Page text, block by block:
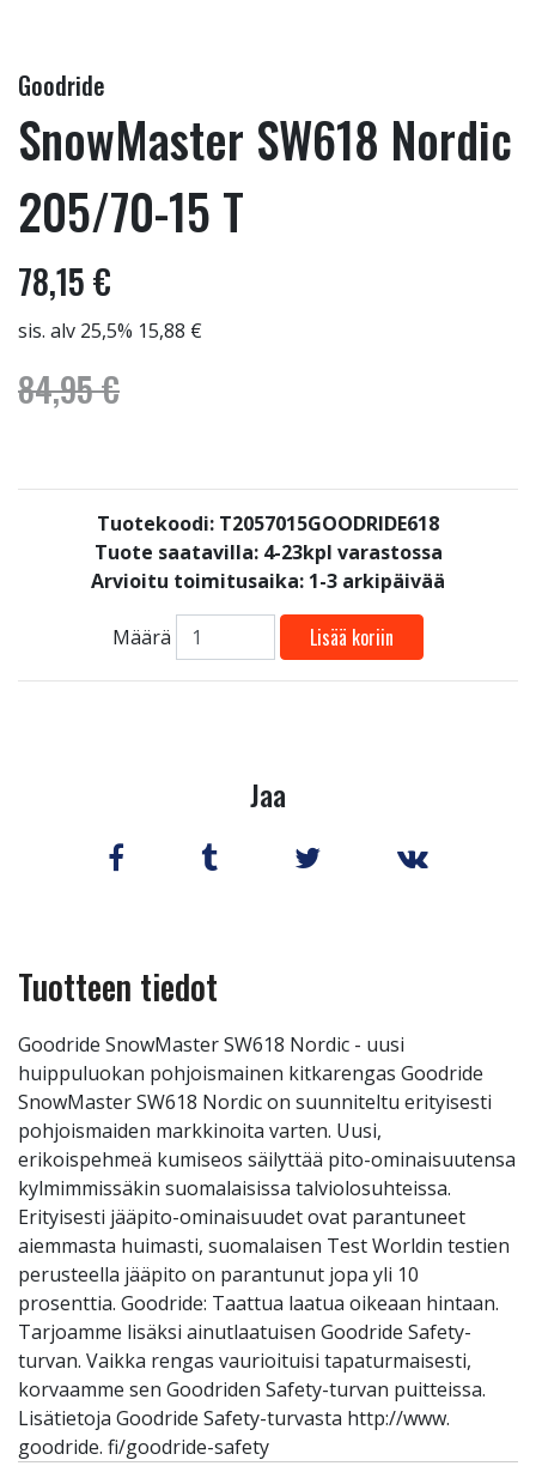
Goodride
SnowMaster SW618 Nordic
205/70-15 T
78,15 €
sis. alv 25,5% 15,88 €
84,95 €
Tuotekoodi: T2057015GOODRIDE618
Tuote saatavilla: 4-23kpl varastossa
Arvioitu toimitusaika: 1-3 arkipäivää
Määrä Lisää koriin
Jaa
Tuotteen tiedot
Goodride SnowMaster SW618 Nordic - uusi
huippuluokan pohjoismainen kitkarengas Goodride
SnowMaster SW618 Nordic on suunniteltu erityisesti
pohjoismaiden markkinoita varten. Uusi,
erikoispehmeä kumiseos säilyttää pito-ominaisuutensa
kylmimmissäkin suomalaisissa talviolosuhteissa.
Erityisesti jääpito-ominaisuudet ovat parantuneet
aiemmasta huimasti, suomalaisen Test Worldin testien
perusteella jääpito on parantunut jopa yli 10
prosenttia. Goodride: Taattua laatua oikeaan hintaan.
Tarjoamme lisäksi ainutlaatuisen Goodride Safety-
turvan. Vaikka rengas vaurioituisi tapaturmaisesti,
korvaamme sen Goodriden Safety-turvan puitteissa.
Lisätietoja Goodride Safety-turvasta http://www.
goodride. fi/goodride-safety